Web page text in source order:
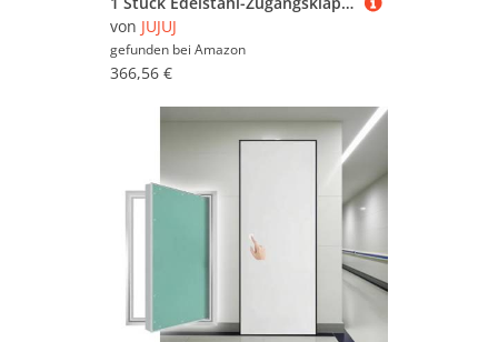
von JUJUJ
gefunden bei Amazon
366,56 €